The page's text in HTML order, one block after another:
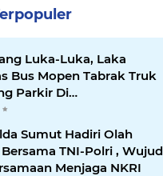
Luka-Luka, Laka
Bus Mopen Tabrak Truk
Parkir Di
Sumut Hadiri Olah
Bersama TNI-Polri , Wujud
Menjaga NKRI